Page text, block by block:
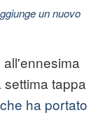
un nuovo
settima tappa
che ha portato